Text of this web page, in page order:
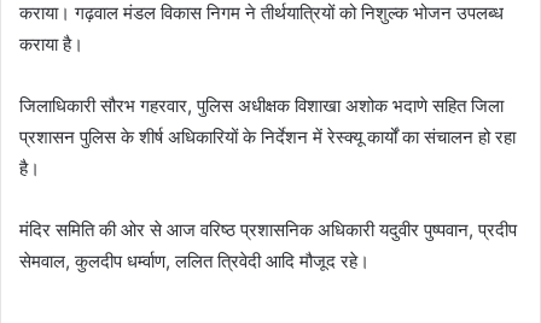
कराया। गढ़वाल मंडल विकास निगम ने तीर्थयात्रियों को निशुल्क भोजन उपलब्ध
कराया है।
जिलाधिकारी सौरभ गहरवार, पुलिस अधीक्षक विशाखा अशोक भदाणे सहित जिला
प्रशासन पुलिस के शीर्ष अधिकारियों के निर्देशन में रेस्क्यू कार्यों का संचालन हो रहा
है।
मंदिर समिति की ओर से आज वरिष्ठ प्रशासनिक अधिकारी यदुवीर पुष्पवान, प्रदीप
सेमवाल, कुलदीप धर्म्वाण, ललित त्रिवेदी आदि मौजूद रहे।